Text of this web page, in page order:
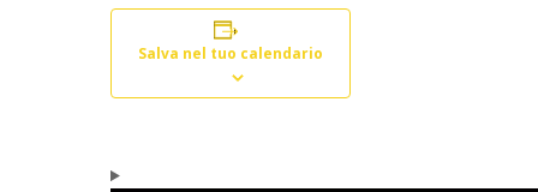
Salva nel tuo calendario